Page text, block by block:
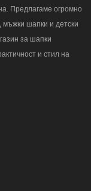
Предлагаме огромно
мъжки шапки и детски
за шапки
и стил на